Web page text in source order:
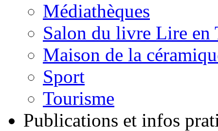
Médiathèques
Salon du livre Lire en
Maison de la
Sport
Tourisme
Publications et infos